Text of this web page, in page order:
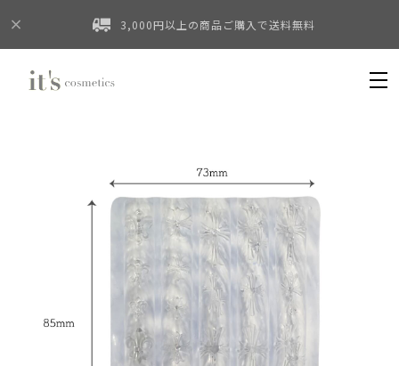
3,000円以上の商品ご購入で送料無料